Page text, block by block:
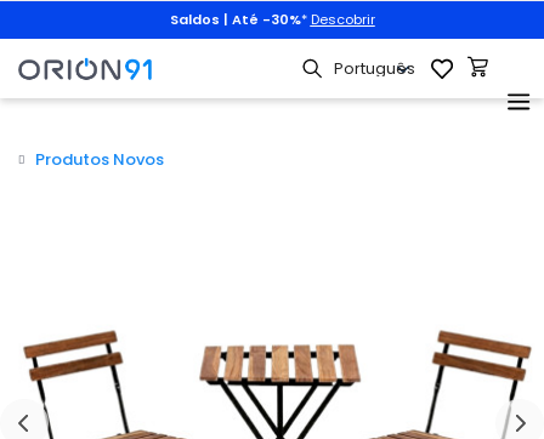
Saldos | Até -30%* Descobrir
Produtos Novos